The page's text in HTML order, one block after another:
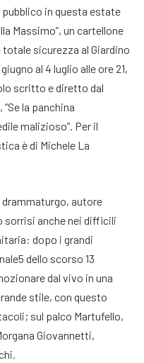
pubblico in questa estate
Massimo”, un cartellone
sicurezza al Giardino
al 4 luglio alle ore 21,
scritto e diretto dal
la panchina
malizioso”. Per il
è di Michele La
autore
sorrisi anche nei difficili
dopo i grandi
dello scorso 13
dal vivo in una
stile, con questo
sul palco Martufello,
Giovannetti,